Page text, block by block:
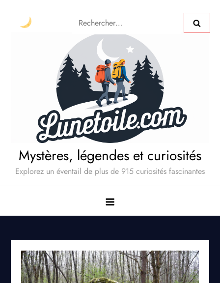
Mystères, légendes et curiosités
Explorez un éventail de plus de 915 curiosités fascinantes